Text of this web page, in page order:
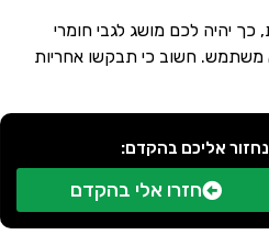
יהיה לכם מושג לגבי חומרי
משתמש. חשוב כי תבקשו אחריות
אליכם בהקדם:
חזרו אלי בהקדם